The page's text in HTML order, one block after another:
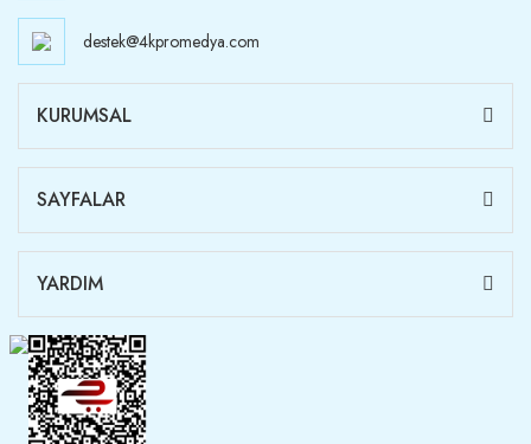
destek@4kpromedya.com
KURUMSAL
SAYFALAR
YARDIM